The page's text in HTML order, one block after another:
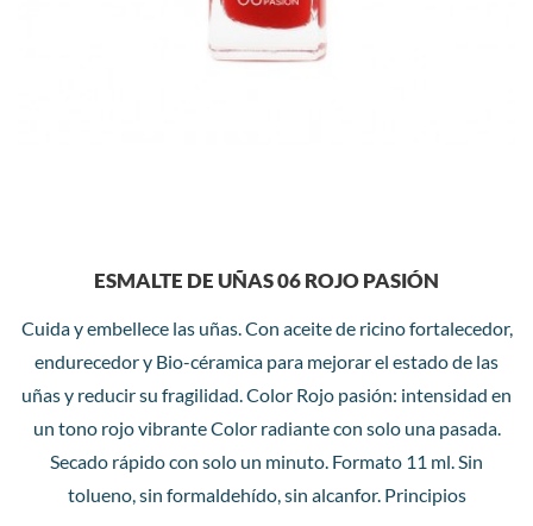
ESMALTE DE UÑAS 06 ROJO PASIÓN
Cuida y embellece las uñas. Con aceite de ricino fortalecedor,
endurecedor y Bio-céramica para mejorar el estado de las
uñas y reducir su fragilidad. Color Rojo pasión: intensidad en
un tono rojo vibrante Color radiante con solo una pasada.
Secado rápido con solo un minuto. Formato 11 ml. Sin
tolueno, sin formaldehído, sin alcanfor. Principios